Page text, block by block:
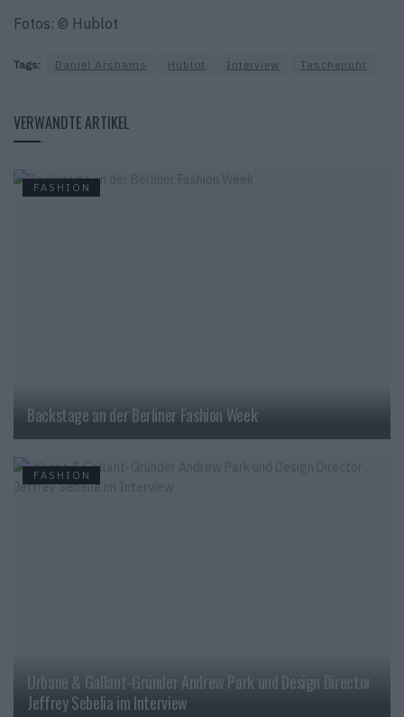
Fotos: © Hublot
Tags: Daniel Arshams Hublot Interview Taschenuhr
VERWANDTE ARTIKEL
FASHION
Backstage an der Berliner Fashion Week
FASHION
Urbane & Gallant-Gründer Andrew Park und Design Director
Jeffrey Sebelia im Interview